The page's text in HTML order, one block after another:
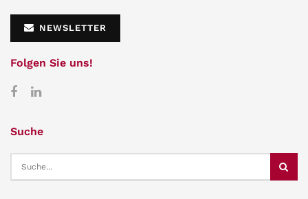
NEWSLETTER
Folgen Sie uns!
Suche